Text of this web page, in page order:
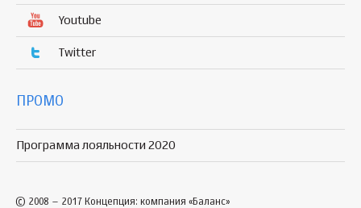
Youtube
Twitter
ПРОМО
Программа лояльности 2020
© 2008 – 2017 Концепция: компания «Баланс»